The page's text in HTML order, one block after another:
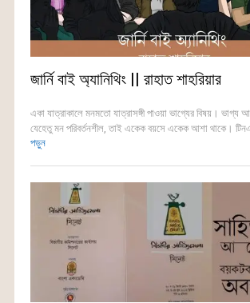
জার্নি বাই অ্যানিথিং || রাহাত শাহরিয়ার
একা যাত্রাকালে মনমতো যাত্রাসঙ্গী পাওয়া ভাগ্যের বিষয়। ভাগ্য
যেহেতু মন পরিবর্তনশীল, তাই একেক বয়সে একেক আশা থাকে।
পড়ুন